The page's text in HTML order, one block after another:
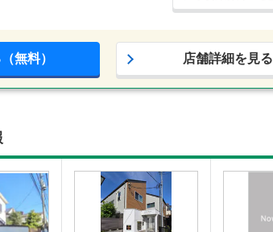
無料） 店舗詳細を見る